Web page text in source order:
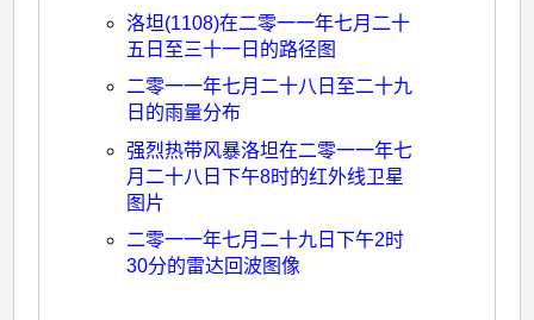
洛坦(1108)在二零一一年七月二十
五日至三十一日的路径图
二零一一年七月二十八日至二十九
日的雨量分布
强烈热带风暴洛坦在二零一一年七
月二十八日下午8时的红外线卫星
图片
二零一一年七月二十九日下午2时
30分的雷达回波图像